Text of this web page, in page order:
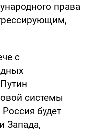
права
с
системы
будет
Запада,